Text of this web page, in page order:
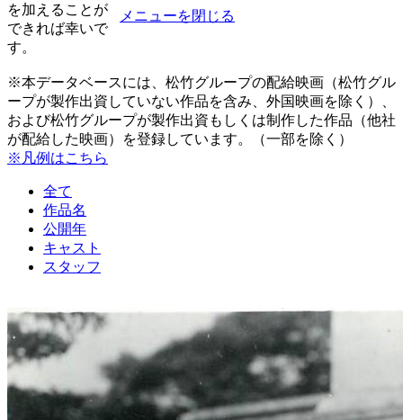
メニューを閉じる
を加えることが
できれば幸いで
す。
※本データベースには、松竹グループの配給映画（松竹グル
ープが製作出資していない作品を含み、外国映画を除く）、
および松竹グループが製作出資もしくは制作した作品（他社
が配給した映画）を登録しています。（一部を除く）
※凡例はこちら
全て
作品名
公開年
キャスト
スタッフ